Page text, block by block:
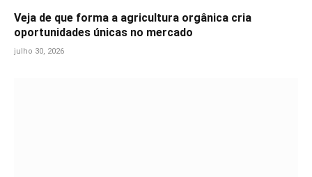
Veja de que forma a agricultura orgânica cria
oportunidades únicas no mercado
julho 30, 2026